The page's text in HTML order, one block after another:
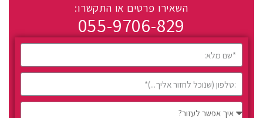
השאירו פרטים או התקשרו:
055-9706-829